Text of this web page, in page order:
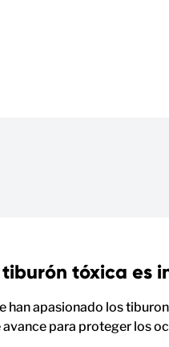
tiburón tóxica es
apasionado los
para proteger los